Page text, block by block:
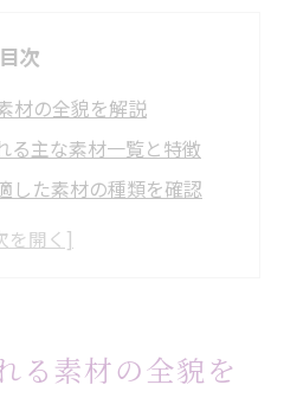
目次
材の全貌を解説
る主な素材一覧と特徴
した素材の種類を確認
配管工事素材の違い
住宅用素材を徹底比較
る素材の全貌を